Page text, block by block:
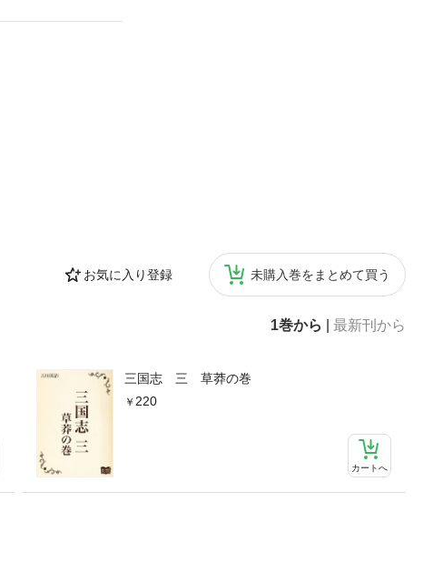
お気に入り登録 未購入巻をまとめて買う
1巻から 最新刊から
三国志 三 草莽の巻
220
カートへ